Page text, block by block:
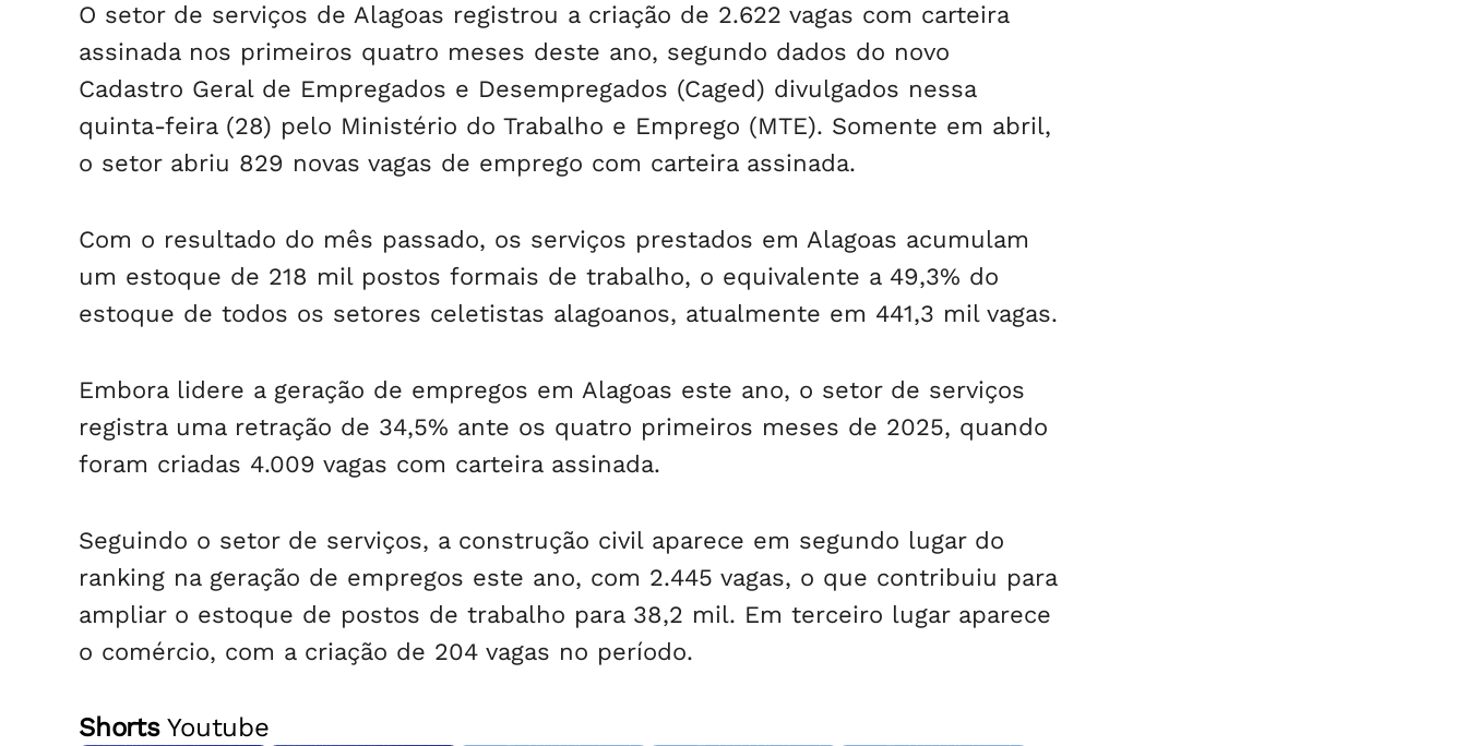
O setor de serviços de Alagoas registrou a criação de 2.622 vagas com carteira
assinada nos primeiros quatro meses deste ano, segundo dados do novo
Cadastro Geral de Empregados e Desempregados (Caged) divulgados nessa
quinta-feira (28) pelo Ministério do Trabalho e Emprego (MTE). Somente em abril,
o setor abriu 829 novas vagas de emprego com carteira assinada.
Com o resultado do mês passado, os serviços prestados em Alagoas acumulam
um estoque de 218 mil postos formais de trabalho, o equivalente a 49,3% do
estoque de todos os setores celetistas alagoanos, atualmente em 441,3 mil vagas.
Embora lidere a geração de empregos em Alagoas este ano, o setor de serviços
registra uma retração de 34,5% ante os quatro primeiros meses de 2025, quando
foram criadas 4.009 vagas com carteira assinada.
Seguindo o setor de serviços, a construção civil aparece em segundo lugar do
ranking na geração de empregos este ano, com 2.445 vagas, o que contribuiu para
ampliar o estoque de postos de trabalho para 38,2 mil. Em terceiro lugar aparece
o comércio, com a criação de 204 vagas no período.
ShortsYoutube